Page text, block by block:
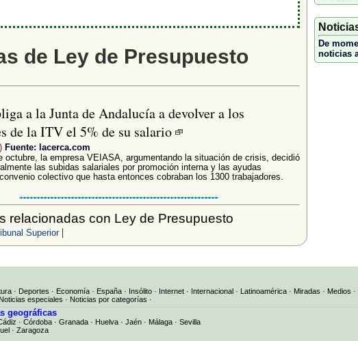
de Ley de Presupuesto
a la Junta de Andalucía a devolver a los
de la ITV el 5% de su salario
Fuente: lacerca.com
octubre, la empresa VEIASA, argumentando la situación de crisis, decidió
las subidas salariales por promoción interna y las ayudas
colectivo que hasta entonces cobraban los 1300 trabajadores.
relacionadas con Ley de Presupuesto
Superior|
De
noticias
· Deportes · Economía · España · Insólito · Internet · Internacional · Latinoamérica · Miradas · Medios ·
Noticias especiales · Noticias por categorías ·
geográficas
· Córdoba · Granada · Huelva · Jaén · Málaga · Sevilla
· Zaragoza